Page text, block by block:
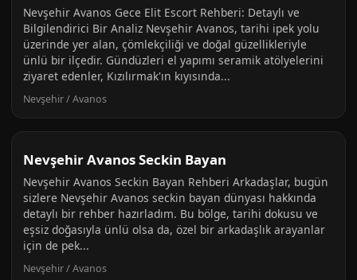
Nevşehir Avanos Gece Elit Escort Rehberi: Detaylı ve
Bilgilendirici Bir Analiz Nevşehir Avanos, tarihi ipek yolu
üzerinde yer alan, çömlekçiliği ve doğal güzellikleriyle
ünlü bir ilçedir. Gündüzleri el yapımı seramik atölyelerini
ziyaret edenler, Kızılırmak'ın kıyısında...
Nevşehir / Avanos
Nevşehir Avanos Seckin Bayan
Nevşehir Avanos Seckin Bayan Rehberi Arkadaşlar, bugün
sizlere Nevşehir Avanos seckin bayan dünyası hakkında
detaylı bir rehber hazırladım. Bu bölge, tarihi dokusu ve
eşsiz doğasıyla ünlü olsa da, özel bir arkadaşlık arayanlar
için de pek...
Nevşehir / Avanos